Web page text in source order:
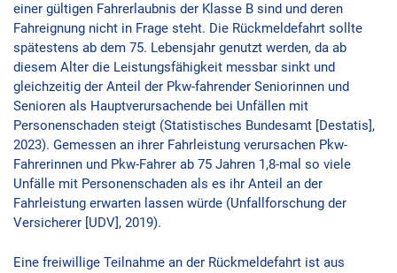
einer gültigen Fahrerlaubnis der Klasse B sind und deren
Fahreignung nicht in Frage steht. Die Rückmeldefahrt sollte
spätestens ab dem 75. Lebensjahr genutzt werden, da ab
diesem Alter die Leistungsfähigkeit messbar sinkt und
gleichzeitig der Anteil der Pkw-fahrender Seniorinnen und
Senioren als Hauptverursachende bei Unfällen mit
Personenschaden steigt (Statistisches Bundesamt [Destatis],
2023). Gemessen an ihrer Fahrleistung verursachen Pkw-
Fahrerinnen und Pkw-Fahrer ab 75 Jahren 1,8-mal so viele
Unfälle mit Personenschaden als es ihr Anteil an der
Fahrleistung erwarten lassen würde (Unfallforschung der
Versicherer [UDV], 2019).
Eine freiwillige Teilnahme an der Rückmeldefahrt ist aus